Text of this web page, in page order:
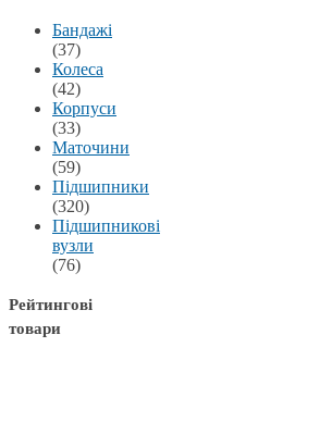
Бандажі
(37)
Колеса
(42)
Корпуси
(33)
Маточини
(59)
Підшипники
(320)
Підшипникові
вузли
(76)
Рейтингові
товари